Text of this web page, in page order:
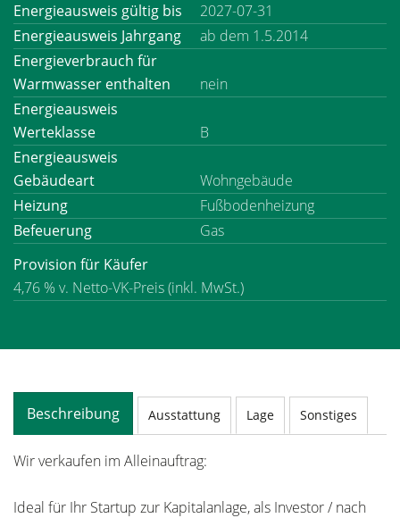
Energieausweis gültig bis
2027-07-31
Energieausweis Jahrgang
ab dem 1.5.2014
Energieverbrauch für
Warmwasser enthalten
nein
Energieausweis
Werteklasse
B
Energieausweis
Gebäudeart
Wohngebäude
Heizung
Fußbodenheizung
Befeuerung
Gas
Provision für Käufer
4,76 % v. Netto-VK-Preis (inkl. MwSt.)
Beschreibung Ausstattung Lage Sonstiges
Wir verkaufen im Alleinauftrag:
Ideal für Ihr Startup zur Kapitalanlage, als Investor / nach